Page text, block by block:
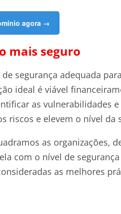
agora →
mais seguro
segurança adequada
ideal é viável
as vulnerabilidades
riscos e elevem o nível da
as organizações,
com o nível de
as melhores